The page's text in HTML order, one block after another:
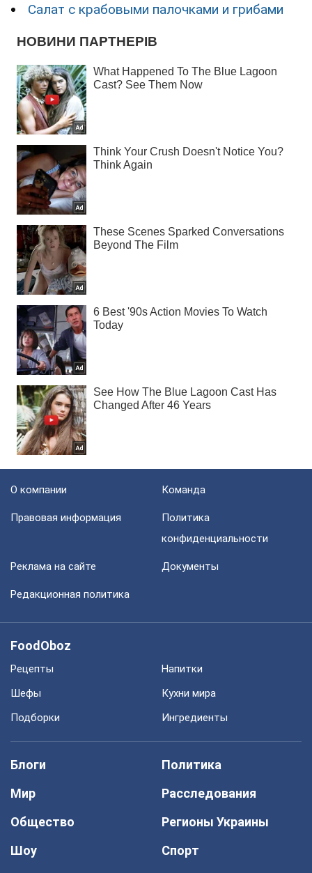
Салат с крабовыми палочками и грибами
О компании Команда
Правовая информация
Политика
конфиденциальности
Реклама на сайте Документы
Редакционная политика
FoodOboz
Рецепты
Напитки
Шефы
Кухни мира
Подборки
Ингредиенты
Блоги
Политика
Мир
Расследования
Общество
Регионы Украины
Шоу
Спорт